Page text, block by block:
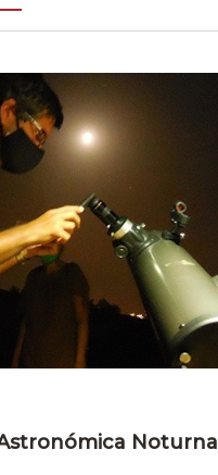
Noturna